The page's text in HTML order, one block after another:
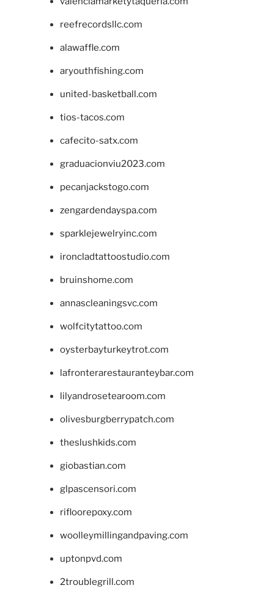
reefrecordsllc.com
alawaffle.com
aryouthfishing.com
united-basketball.com
tios-tacos.com
cafecito-satx.com
graduacionviu2023.com
pecanjackstogo.com
zengardendayspa.com
sparklejewelryinc.com
ironcladtattoostudio.com
bruinshome.com
annascleaningsvc.com
wolfcitytattoo.com
oysterbayturkeytrot.com
lafronterarestauranteybar.com
lilyandrosetearoom.com
olivesburgberrypatch.com
theslushkids.com
giobastian.com
glpascensori.com
rifloorepoxy.com
woolleymillingandpaving.com
uptonpvd.com
2troublegrill.com